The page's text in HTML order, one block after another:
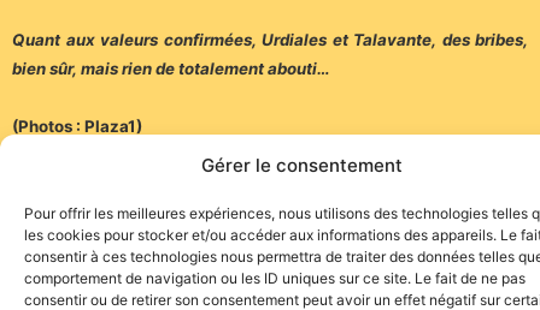
Gérer le consentement
Pour offrir les meilleures expériences, nous utilisons des technologies telles
les cookies pour stocker et/ou accéder aux informations des appareils. Le
consentir à ces technologies nous permettra de traiter des données telles
comportement de navigation ou les ID uniques sur ce site. Le fait de ne pas
consentir ou de retirer son consentement peut avoir un effet négatif sur
Quant aux valeurs confirmées, Urdiales et Talavante, des bribes,
bien sûr, mais rien de totalement abouti…
(Photos : Plaza1)
Site de l'association TOROFIESTA